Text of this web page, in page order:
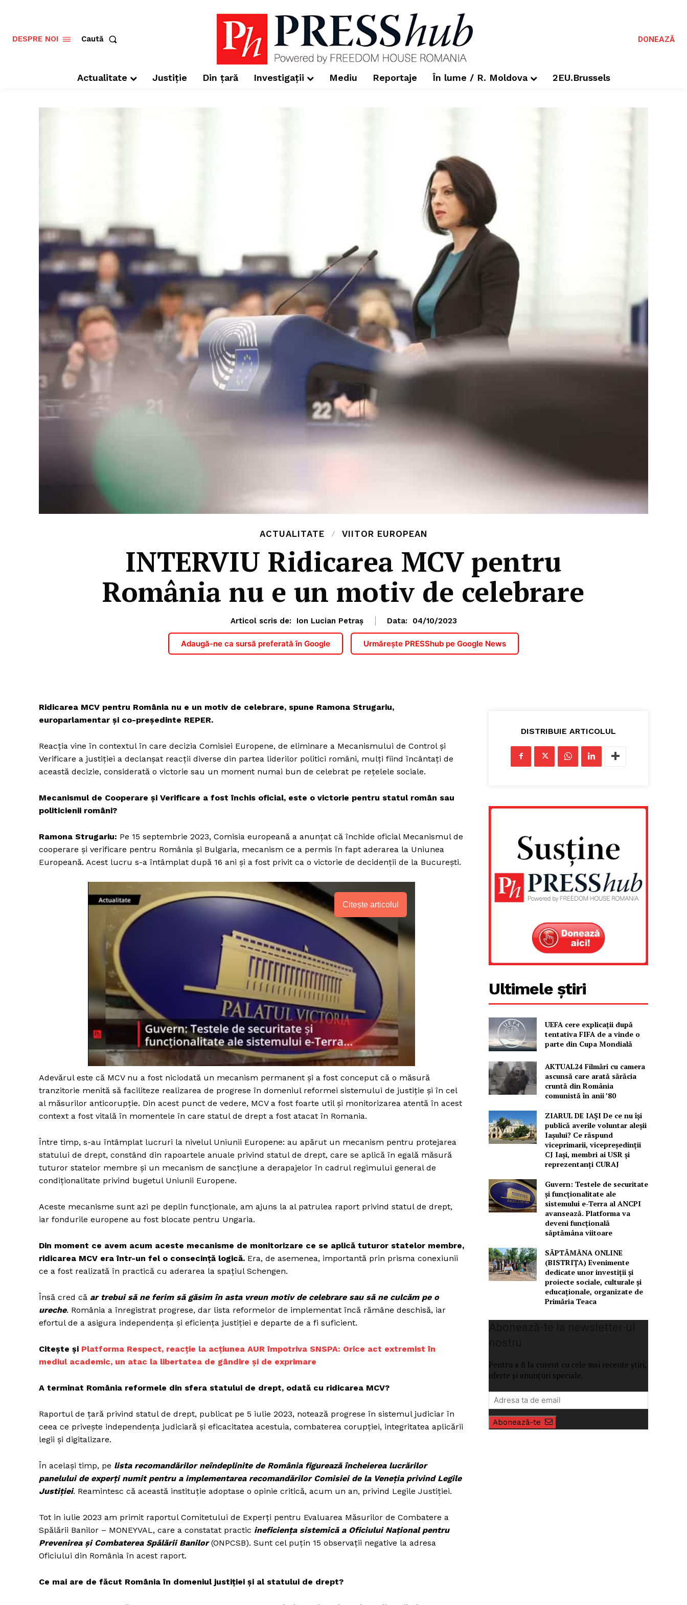
FREEDOM HOUSE
ROMÂNIA
PRESShub
Proiecte editoriale
Rețea
DESPRE NOI Caută DONEAZĂ
Actualitate Justiție Din țară Investigații Mediu Reportaje În lume / R. Moldova 2EU.Brussels
ACTUALITATE VIITOR EUROPEAN
INTERVIU Ridicarea MCV pentru
România nu e un motiv de celebrare
Articol scris de: Ion Lucian Petraș Data: 04/10/2023
Adaugă-ne ca sursă preferată în Google Urmărește PRESShub pe Google News
Ridicarea MCV pentru România nu e un motiv de celebrare, spune Ramona Strugariu,
europarlamentar și co-președinte REPER.
Reacția vine în contextul în care decizia Comisiei Europene, de eliminare a Mecanismului de Control și
Verificare a justiției a declanșat reacții diverse din partea liderilor politici români, mulți fiind încântați de
această decizie, considerată o victorie sau un moment numai bun de celebrat pe rețelele sociale.
Mecanismul de Cooperare și Verificare a fost închis oficial, este o victorie pentru statul român sau
politicienii români?
Ramona Strugariu: Pe 15 septembrie 2023, Comisia europeană a anunțat că închide oficial Mecanismul de
cooperare și verificare pentru România și Bulgaria, mecanism ce a permis în fapt aderarea la Uniunea
Europeană. Acest lucru s-a întâmplat după 16 ani și a fost privit ca o victorie de decidenții de la București.
Citește articolul
Adevărul este că MCV nu a fost niciodată un mecanism permanent și a fost conceput că o măsură
tranzitorie menită să faciliteze realizarea de progrese în domeniul reformei sistemului de justiție și în cel
al măsurilor anticorupție. Din acest punct de vedere, MCV a fost foarte util și monitorizarea atentă în acest
context a fost vitală în momentele în care statul de drept a fost atacat în Romania.
Între timp, s-au întâmplat lucruri la nivelul Uniunii Europene: au apărut un mecanism pentru protejarea
statului de drept, constând din rapoartele anuale privind statul de drept, care se aplică în egală măsură
tuturor statelor membre și un mecanism de sancțiune a derapajelor în cadrul regimului general de
condiționalitate privind bugetul Uniunii Europene.
Aceste mecanisme sunt azi pe deplin funcționale, am ajuns la al patrulea raport privind statul de drept,
iar fondurile europene au fost blocate pentru Ungaria.
Din moment ce avem acum aceste mecanisme de monitorizare ce se aplică tuturor statelor membre,
ridicarea MCV era într-un fel o consecință logică. Era, de asemenea, importantă prin prisma conexiunii
ce a fost realizată în practică cu aderarea la spațiul Schengen.
Însă cred că ar trebui să ne ferim să găsim în asta vreun motiv de celebrare sau să ne culcăm pe o
ureche. România a înregistrat progrese, dar lista reformelor de implementat încă rămâne deschisă, iar
efortul de a asigura independența și eficiența justiției e departe de a fi suficient.
Citește și Platforma Respect, reacție la acțiunea AUR împotriva SNSPA: Orice act extremist în
mediul academic, un atac la libertatea de gândire și de exprimare
A terminat România reformele din sfera statului de drept, odată cu ridicarea MCV?
Raportul de țară privind statul de drept, publicat pe 5 iulie 2023, notează progrese în sistemul judiciar în
ceea ce privește independența judiciară și eficacitatea acestuia, combaterea corupției, integritatea aplicării
legii și digitalizare.
În același timp, pe lista recomandărilor neîndeplinite de România figurează încheierea lucrărilor
panelului de experți numit pentru a implementarea recomandărilor Comisiei de la Veneția privind Legile
Justiției. Reamintesc că această instituție adoptase o opinie critică, acum un an, privind Legile Justiției.
Tot in iulie 2023 am primit raportul Comitetului de Experţi pentru Evaluarea Măsurilor de Combatere a
Spălării Banilor – MONEYVAL, care a constatat practic ineficiența sistemică a Oficiului Național pentru
Prevenirea și Combaterea Spălării Banilor(ONPCSB). Sunt cel puțin 15 observații negative la adresa
Oficiului din România în acest raport.
Ce mai are de făcut România în domeniul justiției și al statului de drept?
DISTRIBUIE ARTICOLUL
Ultimele știri
UEFA cere explicații după
tentativa FIFA de a vinde o
parte din Cupa Mondială
AKTUAL24 Filmări cu camera
ascunsă care arată sărăcia
cruntă din România
comunistă în anii ’80
ZIARUL DE IAȘI De ce nu își
publică averile voluntar aleșii
Iașului? Ce răspund
viceprimarii, vicepreședinții
CJ Iași, membri ai USR și
reprezentanți CURAJ
Guvern: Testele de securitate
și funcționalitate ale
sistemului e-Terra al ANCPI
avansează. Platforma va
deveni funcțională
săptămâna viitoare
SĂPTĂMÂNA ONLINE
(BISTRIȚA) Evenimente
dedicate unor investiții și
proiecte sociale, culturale și
educaționale, organizate de
Primăria Teaca
Pentru a fi la curent cu cele mai recente știri,
oferte și anunțuri speciale.
Abonează-te